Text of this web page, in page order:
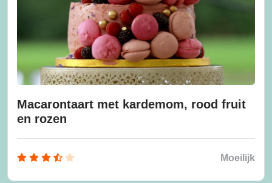
Macarontaart met kardemom, rood fruit
en rozen
Moeilijk